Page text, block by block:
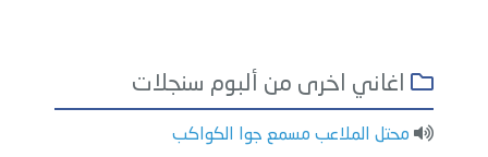
اغاني اخرى من ألبوم سنجلات
محتل الملاعب مسمع جوا الكواكب